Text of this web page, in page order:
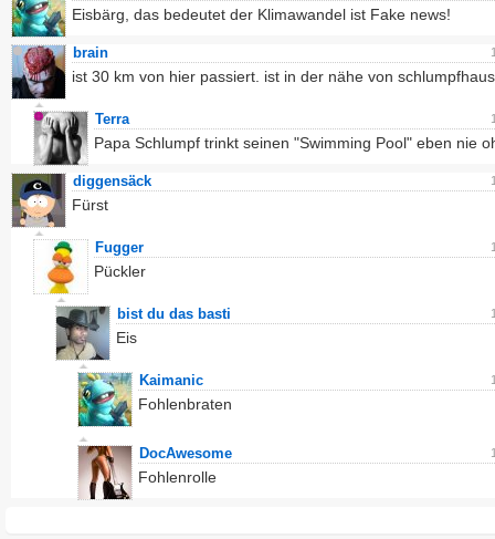
Eisbärg, das bedeutet der Klimawandel ist Fake news!
brain
ist 30 km von hier passiert. ist in der nähe von
Terra
Papa Schlumpf trinkt seinen "Swimming Pool" eben nie
diggensäck
Fürst
Fugger
Pückler
bist du das basti
Eis
Kaimanic
Fohlenbraten
DocAwesome
Fohlenrolle